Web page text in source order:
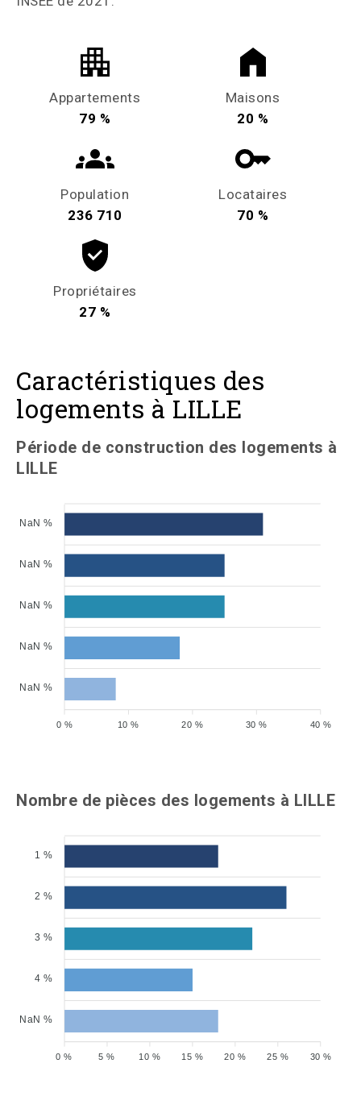
Appartements
79 %
Maisons
20 %
Population
236 710
Locataires
70 %
Propriétaires
27 %
Caractéristiques des
logements à LILLE
Période de construction des logements à
LILLE
NaN %
NaN %
NaN %
NaN %
NaN %
40 %
30 %
20 %
10 %
0 %
Nombre de pièces des logements à LILLE
1 %
2 %
3 %
4 %
NaN %
30 %
25 %
20 %
15 %
10 %
5 %
0 %